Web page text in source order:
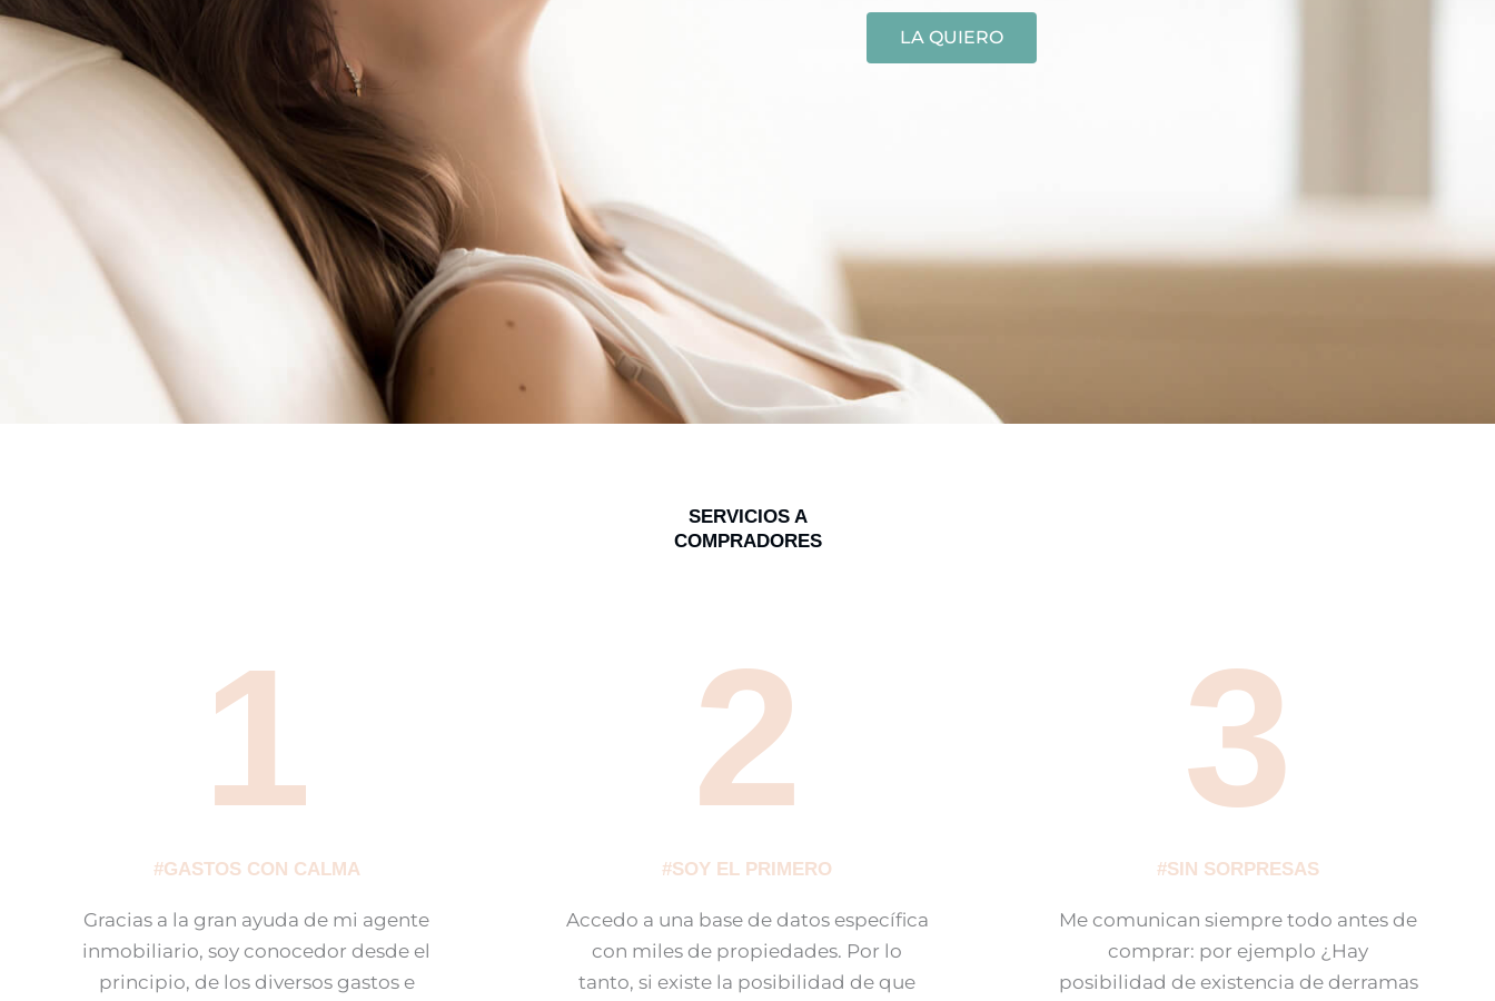
LA QUIERO
SERVICIOS A
COMPRADORES
1
#GASTOS CON CALMA
Gracias a la gran ayuda de mi agente
inmobiliario, soy conocedor desde el
principio, de los diversos gastos e
2
#SOY EL PRIMERO
Accedo a una base de datos específica
con miles de propiedades. Por lo
tanto, si existe la posibilidad de que
3
#SIN SORPRESAS
Me comunican siempre todo antes de
comprar: por ejemplo ¿Hay
posibilidad de existencia de derramas